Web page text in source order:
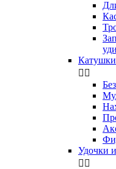
 
Удочки
 